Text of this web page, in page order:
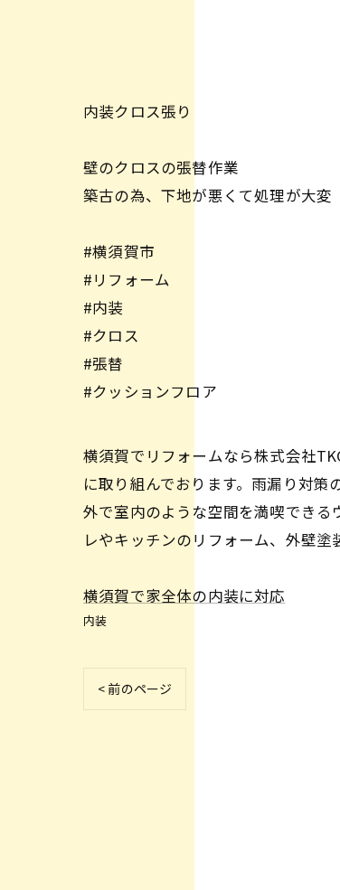
内装クロス張り
壁のクロスの張替作業
築古の為、下地が悪くて処理が大変
#横須賀市
#リフォーム
#内装
#クロス
#張替
#クッションフロア
横須賀でリフォームなら株式会社
に取り組んでおります。雨漏り対
外で室内のような空間を満喫でき
レやキッチンのリフォーム、外壁塗
横須賀で家全体の内装に対応
内装
< 前のページ